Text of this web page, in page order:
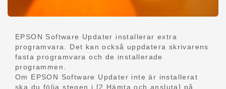
EPSON Software Updater installerar extra
programvara. Det kan också uppdatera skrivarens
fasta programvara och de installerade
programmen.
Om EPSON Software Updater inte är installerat
ska du följa stegen i [2 Hämta och ansluta] på